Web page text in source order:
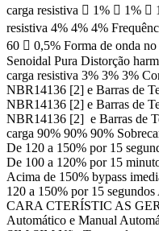
carga resistiva  1%  1% 
resistiva 4% 4% 4%
60  0,5% Forma de onda
Senoidal Pura Distorção
carga resistiva 3% 3% 3%
NBR14136 [2] e Barras de
NBR14136 [2] e Barras de
NBR14136 [2] e Barras de
carga 90% 90% 90%
De 120 a 150% por 15
De 100 a 120% por 15
Acima de 150% bypass
120 a 150% por 15
CARA CTERÍSTIC AS
Automático e Manual